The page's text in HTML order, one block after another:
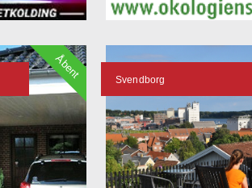
Åbent Svendborg